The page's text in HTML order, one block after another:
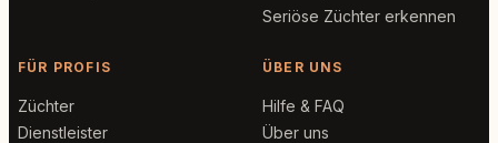
Seriöse Züchter erkennen
FÜR PROFIS
Züchter
Dienstleister
ÜBER UNS
Hilfe & FAQ
Über uns